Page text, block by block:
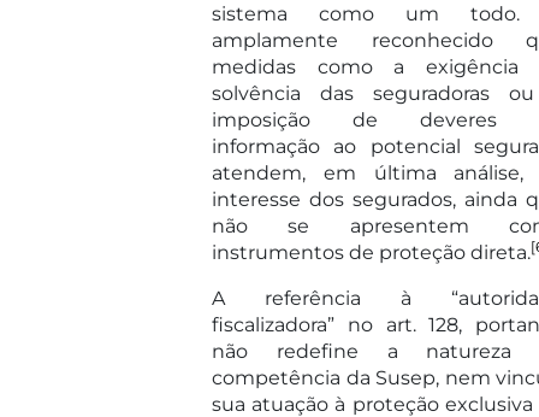
sistema como um todo.
amplamente reconhecido
medidas como a exigência
solvência das seguradoras
imposição de deveres
informação ao potencial
atendem, em última análise,
interesse dos segurados, ainda
não se apresentem
instrumentos de proteção direta.
A referência à
fiscalizadora” no art. 128,
não redefine a natureza
competência da Susep, nem
sua atuação à proteção exclusiva